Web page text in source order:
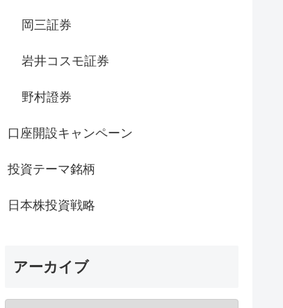
岡三証券
岩井コスモ証券
野村證券
口座開設キャンペーン
投資テーマ銘柄
日本株投資戦略
アーカイブ